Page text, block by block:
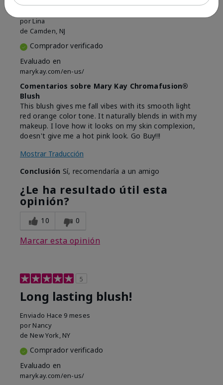
porLina
de Camden, NJ
Comprador verificado
Evaluado en
marykay.com/en-us/
Comentarios sobre Mary Kay Chromafusion®
Blush
This blush gives me fall vibes with its smooth light
red orange color tone. It naturally blends in with my
makeup. I love how it looks on my skin complexion,
doesn't give me a hot pink look. Go Buy!!!
Mostrar Traducción
Conclusión Sí, recomendaría a un amigo
¿Le ha resultado útil esta
opinión?
10 0
Marcar esta opinión
5
Long lasting blush!
Enviado Hace 9 meses
por Nancy
de New York, NY
Comprador verificado
Evaluado en
marykay.com/en-us/